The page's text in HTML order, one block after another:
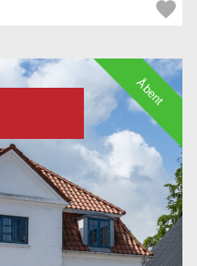
Åbent